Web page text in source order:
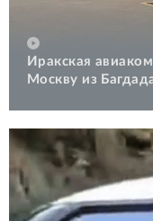
Иракская
Москву из